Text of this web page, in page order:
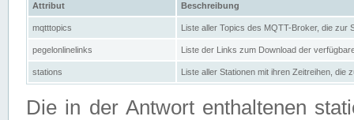
Attribut Beschreibung
mqtttopics Liste aller Topics des MQTT-Broker, die zur
pegelonlinelinks Liste der Links zum Download der
stations Liste aller Stationen mit ihren Zeitreihen, die
Die in der Antwort enthaltenen